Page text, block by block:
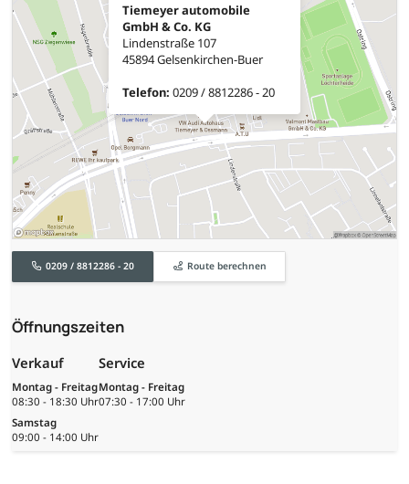
Tiemeyer automobile
GmbH & Co. KG
Lindenstraße 107
45894 Gelsenkirchen-Buer
Telefon: 0209 / 8812286 - 20
0209 / 8812286 - 20 Route berechnen
Öffnungszeiten
Verkauf
Montag - Freitag
08:30 - 18:30 Uhr
Samstag
09:00 - 14:00 Uhr
Service
Montag - Freitag
07:30 - 17:00 Uhr